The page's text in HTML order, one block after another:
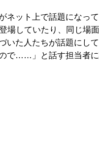
ット上で話題になっ
場していたり、同じ場
た人たちが話題にして
で……」と話す担当者